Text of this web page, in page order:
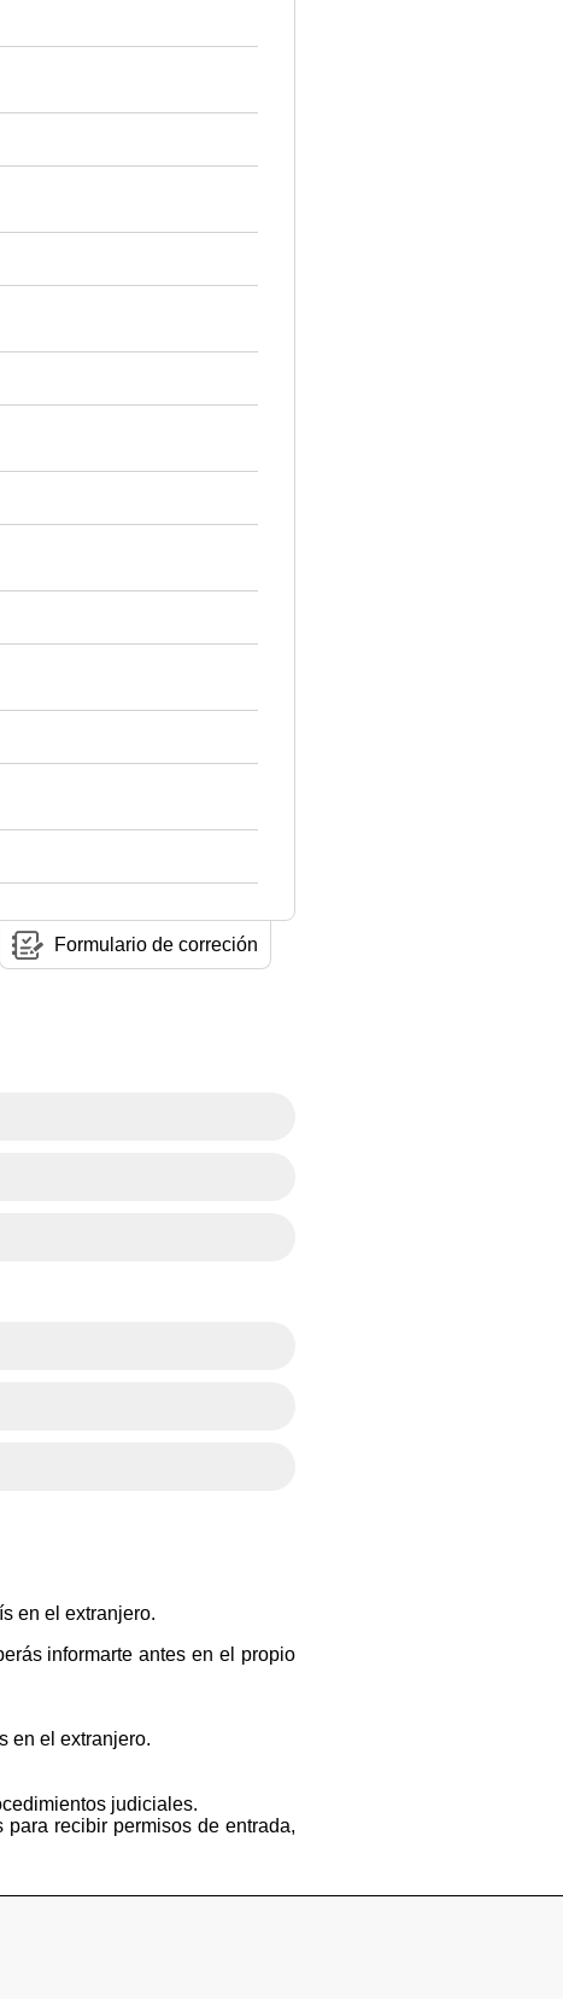
Formulario de correción
en el extranjero.
informarte antes en el propio
en el extranjero.
judiciales.
recibir permisos de entrada,